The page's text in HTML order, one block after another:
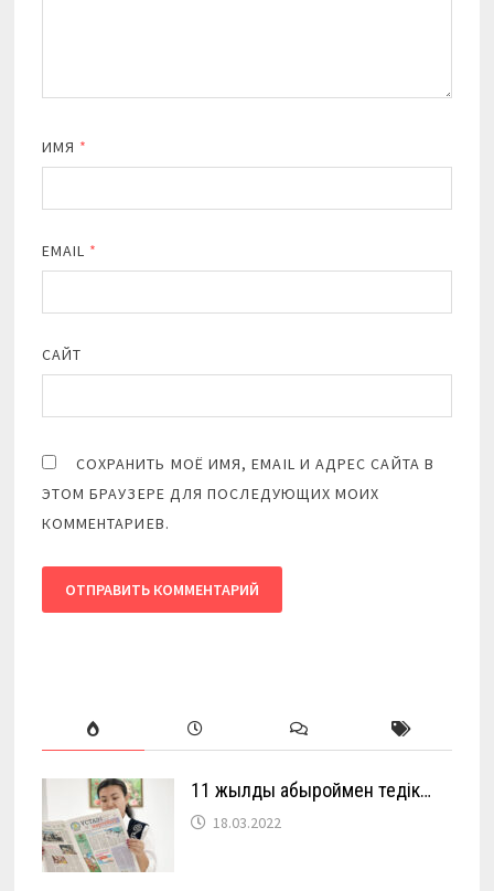
ИМЯ *
EMAIL *
САЙТ
СОХРАНИТЬ МОЁ ИМЯ, EMAIL И АДРЕС САЙТА В
ЭТОМ БРАУЗЕРЕ ДЛЯ ПОСЛЕДУЮЩИХ МОИХ
КОММЕНТАРИЕВ.
11 жылды абыроймен өтедік…
18.03.2022